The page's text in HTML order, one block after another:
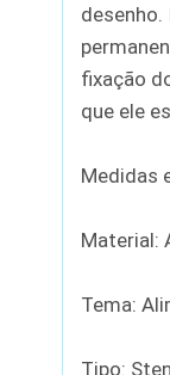
fixação
que ele
Medidas
Material:
Tema:
Tipo: